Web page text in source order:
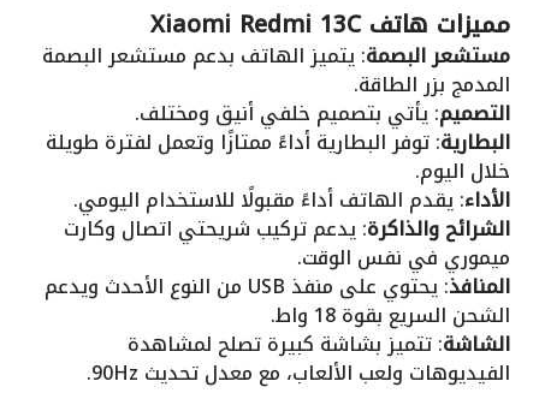
مميزات هاتف Xiaomi Redmi 13C
مستشعر البصمة: يتميز الهاتف بدعم مستشعر البصمة
المدمج بزر الطاقة.
التصميم: يأتي بتصميم خلفي أنيق ومختلف.
البطارية: توفر البطارية أداءً ممتازًا وتعمل لفترة طويلة
خلال اليوم.
الأداء: يقدم الهاتف أداءً مقبولًا للاستخدام اليومي.
الشرائح والذاكرة: يدعم تركيب شريحتي اتصال وكارت
ميموري في نفس الوقت.
المنافذ : يحتوي على منفذ USB من النوع الأحدث ويدعم
الشحن السريع بقوة 18 واط.
الشاشة: تتميز بشاشة كبيرة تصلح لمشاهدة
الفيديوهات ولعب الألعاب، مع معدل تحديث 90Hz.